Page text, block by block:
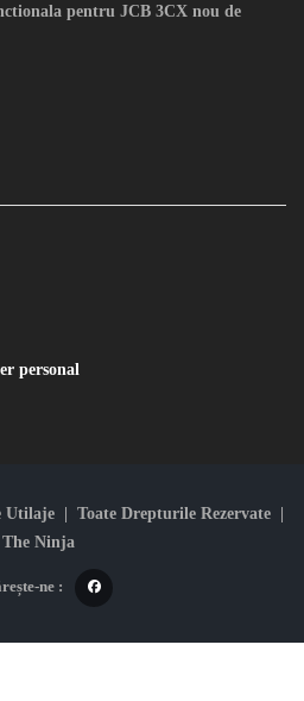
pentru JCB 3CX nou de
personal
| Toate Drepturile Rezervate |
The Ninja
ne :